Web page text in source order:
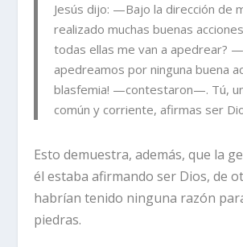
Jesús dijo: —Bajo la dirección de
realizado muchas buenas
todas ellas me van a apedrear?
apedreamos por ninguna buena
blasfemia! —contestaron—. Tú,
común y corriente, afirmas ser
Esto demuestra, además, que la
él estaba afirmando ser Dios, de
habrían tenido ninguna razón
piedras.